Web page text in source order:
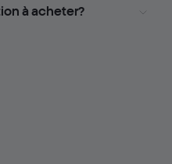
à acheter?